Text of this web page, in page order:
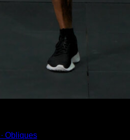
Obliques